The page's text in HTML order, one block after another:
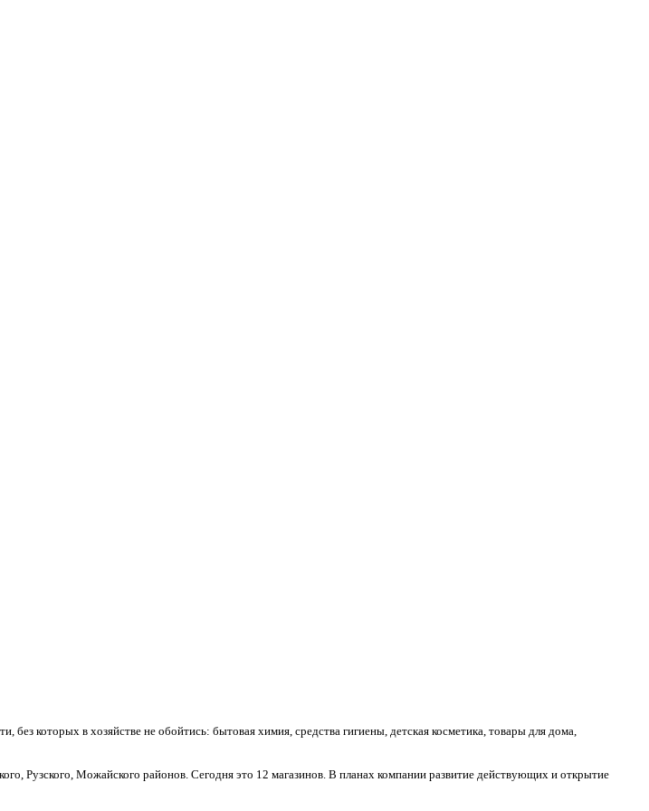
которых в хозяйстве не обойтись: бытовая химия, средства гигиены, детская косметика, товары для дома,
Рузского, Можайского районов. Сегодня это 12 магазинов. В планах компании развитие действующих и открытие